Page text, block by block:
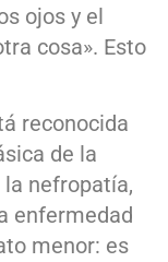
ojos y el
cosa». Esto
reconocida
de la
nefropatía,
enfermedad
menor: es